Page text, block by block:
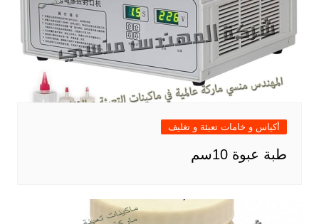
أكياس و خامات تعبئة و تغليف
طبة عبوة 10سم